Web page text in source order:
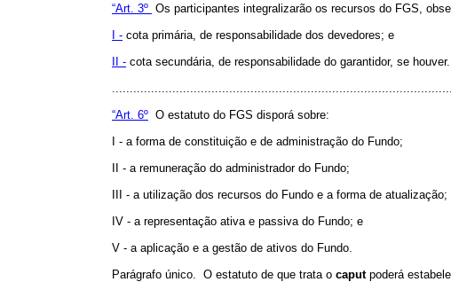
“Art. 3º Os participantes integralizarão os recursos do FGS,
I - cota primária, de responsabilidade dos devedores; e
II - cota secundária, de responsabilidade do garantidor, se houver.
“Art. 6º O estatuto do FGS disporá sobre:
I - a forma de constituição e de administração do Fundo;
II - a remuneração do administrador do Fundo;
III - a utilização dos recursos do Fundo e a forma de atualização;
IV - a representação ativa e passiva do Fundo; e
V - a aplicação e a gestão de ativos do Fundo.
Parágrafo único. O estatuto de que trata o caputpoderá